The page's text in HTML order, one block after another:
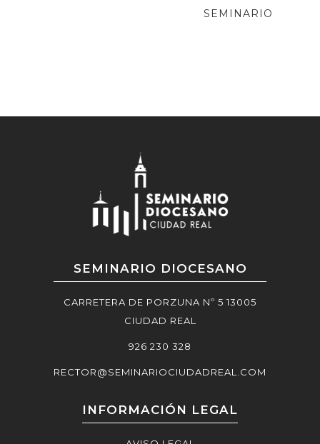
SEMINARIO
SEMINARIO DIOCESANO
CARRETERA DE PORZUNA Nº 5 13005
CIUDAD REAL
926 230 328
RECTOR@SEMINARIOCIUDADREAL.COM
INFORMACIÓN LEGAL